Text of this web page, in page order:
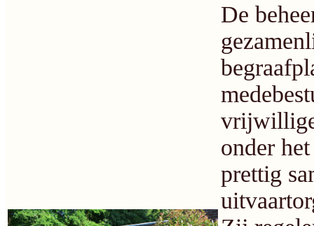
De
onder
prettig